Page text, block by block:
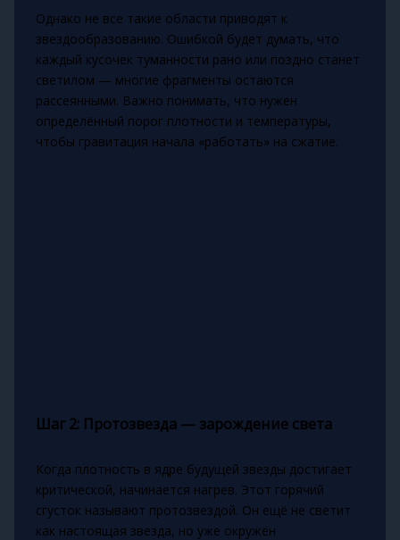
Однако не все такие области приводят к
звездообразованию. Ошибкой будет думать, что
каждый кусочек туманности рано или поздно станет
светилом — многие фрагменты остаются
рассеянными. Важно понимать, что нужен
определённый порог плотности и температуры,
чтобы гравитация начала «работать» на сжатие.
Шаг 2: Протозвезда — зарождение света
Когда плотность в ядре будущей звезды достигает
критической, начинается нагрев. Этот горячий
сгусток называют протозвездой. Он ещё не светит
как настоящая звезда, но уже окружён